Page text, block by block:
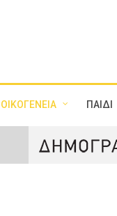
ΟΙΚΟΓΕΝΕΙΑ ΠΑΙΔΙ